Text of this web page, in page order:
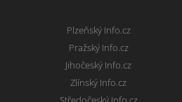
Plzeňský Info.cz
Pražský Info.cz
Jihočeský Info.cz
Zlínský Info.cz